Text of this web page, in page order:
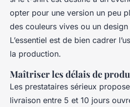
opter pour une version un peu
des couleurs vives ou un
L’essentiel est de bien cadrer
la production.
Maîtriser les délais de
Les prestataires sérieux
livraison entre 5 et 10 jours